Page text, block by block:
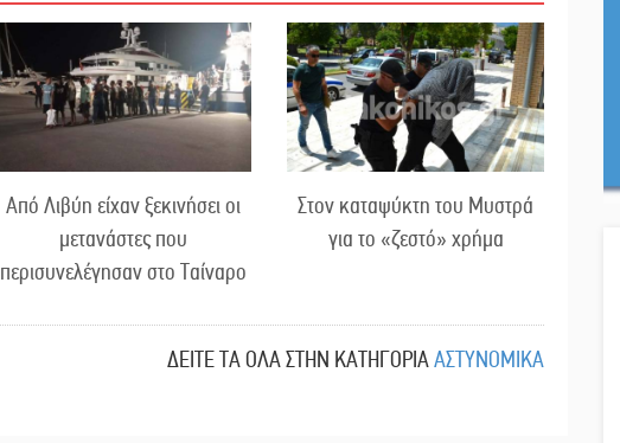
Από Λιβύη είχαν ξεκινήσει οι
μετανάστες που
περισυνελέγησαν στο Ταίναρο
Στον καταψύκτη του Μυστρά
για το «ζεστό» χρήμα
ΔΕΙΤΕ ΤΑ ΟΛΑ ΣΤΗΝ ΚΑΤΗΓΟΡΙΑΑΣΤΥΝΟΜΙΚΑ